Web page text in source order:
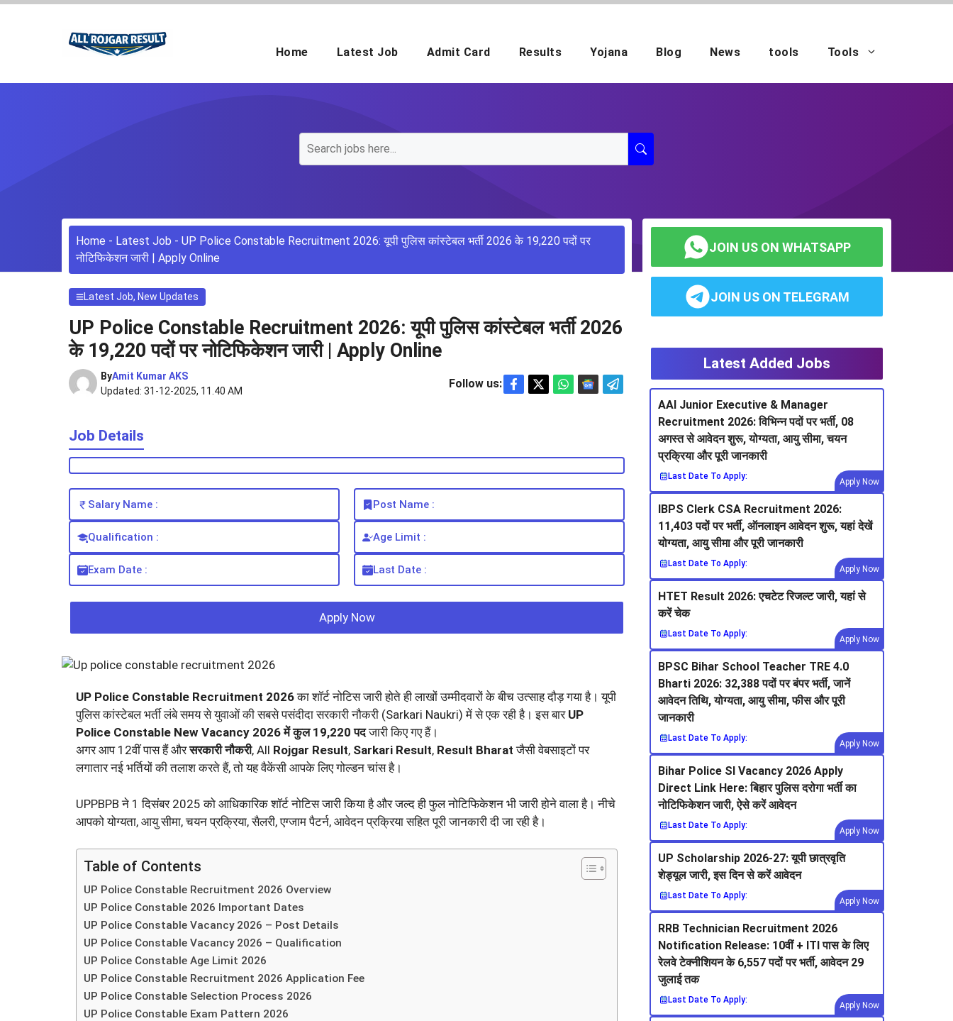
Skip
Home Latest Job Admit Card Results Yojana Blog News tools Tools
Home - Latest Job - UP Police Constable Recruitment 2026: यूपी पुलिस कांस्टेबल भर्ती 2026 के 19,220 पदों पर
नोटिफिकेशन जारी | Apply Online
Latest Job, New Updates
UP Police Constable Recruitment 2026: यूपी पुलिस कांस्टेबल भर्ती 2026
के 19,220 पदों पर नोटिफिकेशन जारी | Apply Online
ByAmit Kumar AKS
Updated: 31-12-2025, 11.40 AM
Follow us:
Job Details
Salary Name : Post Name :
Qualification : Age Limit :
Exam Date : Last Date :
Apply Now
UP Police Constable Recruitment 2026का शॉर्ट नोटिस जारी होते ही लाखों उम्मीदवारों के बीच उत्साह दौड़ गया है। यूपी
पुलिस कांस्टेबल भर्ती लंबे समय से युवाओं की सबसे पसंदीदा सरकारी नौकरी (Sarkari Naukri) में से एक रही है। इस बार UP
Police Constable New Vacancy 2026 में कुल 19,220 पदजारी किए गए हैं।
अगर आप 12वीं पास हैं औरसरकारी नौकरी, All Rojgar Result, Sarkari Result, Result Bharat जैसी वेबसाइटों पर
लगातार नई भर्तियों की तलाश करते हैं, तो यह वैकेंसी आपके लिए गोल्डन चांस है।
UPPBPB ने 1 दिसंबर 2025 को आधिकारिक शॉर्ट नोटिस जारी किया है और जल्द ही फुल नोटिफिकेशन भी जारी होने वाला है। नीचे
आपको योग्यता, आयु सीमा, चयन प्रक्रिया, सैलरी, एग्जाम पैटर्न, आवेदन प्रक्रिया सहित पूरी जानकारी दी जा रही है।
Table of Contents
UP Police Constable Recruitment 2026 Overview
UP Police Constable 2026 Important Dates
UP Police Constable Vacancy 2026 – Post Details
UP Police Constable Vacancy 2026 – Qualification
UP Police Constable Age Limit 2026
UP Police Constable Recruitment 2026 Application Fee
UP Police Constable Selection Process 2026
UP Police Constable Exam Pattern 2026
JOIN US ON WHATSAPP
JOIN US ON TELEGRAM
Latest Added Jobs
AAI Junior Executive & Manager
Recruitment 2026: विभिन्न पदों पर भर्ती, 08
अगस्त से आवेदन शुरू, योग्यता, आयु सीमा, चयन
प्रक्रिया और पूरी जानकारी
Last Date To Apply:
Apply Now
IBPS Clerk CSA Recruitment 2026:
11,403 पदों पर भर्ती, ऑनलाइन आवेदन शुरू, यहां देखें
योग्यता, आयु सीमा और पूरी जानकारी
Last Date To Apply:
Apply Now
HTET Result 2026: एचटेट रिजल्ट जारी, यहां से
करें चेक
Last Date To Apply:
Apply Now
BPSC Bihar School Teacher TRE 4.0
Bharti 2026: 32,388 पदों पर बंपर भर्ती, जानें
आवेदन तिथि, योग्यता, आयु सीमा, फीस और पूरी
जानकारी
Last Date To Apply:
Apply Now
Bihar Police SI Vacancy 2026 Apply
Direct Link Here: बिहार पुलिस दरोगा भर्ती का
नोटिफिकेशन जारी, ऐसे करें आवेदन
Last Date To Apply:
Apply Now
UP Scholarship 2026-27: यूपी छात्रवृति
शेड्यूल जारी, इस दिन से करें आवेदन
Last Date To Apply:
Apply Now
RRB Technician Recruitment 2026
Notification Release: 10वीं + ITI पास के लिए
रेलवे टेक्नीशियन के 6,557 पदों पर भर्ती, आवेदन 29
जुलाई तक
Last Date To Apply:
Apply Now